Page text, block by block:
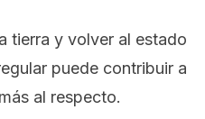
tierra y volver al estado
puede contribuir a
al respecto.